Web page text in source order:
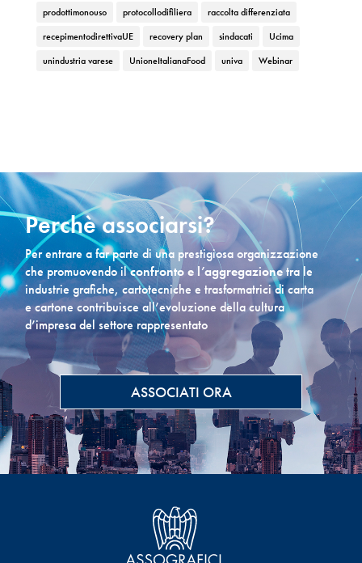
prodottimonouso
protocollodifiliera
raccolta differenziata
recepimentodirettivaUE
recovery plan sindacati
Ucima
unindustria varese
UnioneItalianaFood univa Webinar
Perchè associarsi?
Per entrare a far parte di una prestigiosa organizzazione
che promuovendo ilconfronto e l’aggregazionetra le
industrie grafiche, cartotecniche e trasformatrici di carta
e cartone contribuisce all’evoluzione della cultura
d’impresa del settore rappresentato
ASSOCIATI ORA